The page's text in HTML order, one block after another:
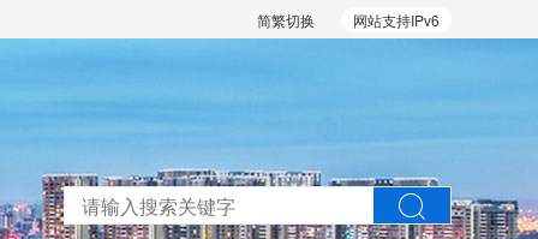
网站支持IPv6
简繁切换